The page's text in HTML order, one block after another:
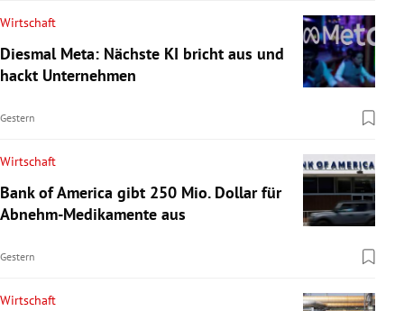
Wirtschaft
Diesmal Meta: Nächste KI bricht aus und
hackt Unternehmen
Gestern
Wirtschaft
Bank of America gibt 250 Mio. Dollar für
Abnehm-Medikamente aus
Gestern
Wirtschaft